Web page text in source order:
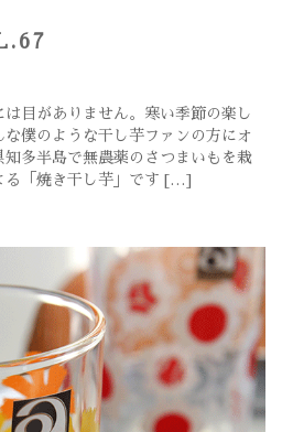
目がありません。寒い季節の楽し
僕のような干し芋ファンの方にオ
知多半島で無農薬のさつまいもを栽
る「焼き干し芋」です […]